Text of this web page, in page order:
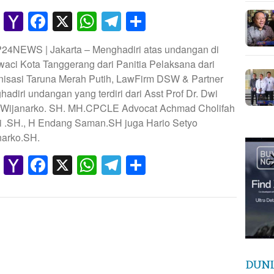
Yahoo
Mail
Facebook
X WhatsApp
Telegram
| Jakarta – Menghadiri atas undangan di
Kota Tanggerang dari Panitia Pelaksana dari
Taruna Merah Putih, LawFirm DSW & Partner
undangan yang terdiri dari Asst Prof Dr. Dwi
SH. MH.CPCLE Advocat Achmad Cholifah
.SH., H Endang Saman.SH juga Hario Setyo
Yahoo
Mail
Facebook
X WhatsApp
Telegram